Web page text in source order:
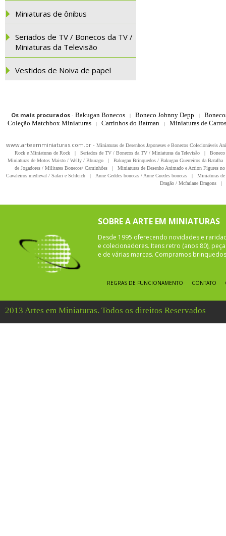
Miniaturas de ônibus
Seriados de TV / Bonecos da TV /
Miniaturas da Televisão
Vestidos de Noiva de papel
Os mais procurados- Bakugan Bonecos | Boneco Johnny Depp |
Coleção Matchbox Miniaturas
| Carrinhos do Batman | Miniaturas de
www.arteemminiaturas.com.br - Miniaturas de Desenhos Japoneses e Bonecos Colecionáveis
Rock e Miniaturas de Rock
| Seriados de TV / Bonecos da TV / Miniaturas da Televisão |
Miniaturas de Motos Maisto / Welly / Bburago
| Bakugan Brinquedos / Bakugan Guerreiros da Batalha
de Jogadores / Militares Bonecos/ Caminhões
|
Miniaturas de Desenho Animado e Action Figures
Cavaleiros medieval / Safari e Schleich
| Anne Geddes bonecas / Anne Guedes bonecas |
Miniaturas
Dragão / Mcfarlane Dragons
|
SOBRE A ARTE EM MINIATURAS
Desde 1995 oferecendo novidades e
e colecionadores. Itens retro (anos 80),
e de várias marcas. Compramos
REGRAS DE FUNCIONAMENTO CONTATO
2013 Artes em Miniaturas. Todos os direitos Reservados